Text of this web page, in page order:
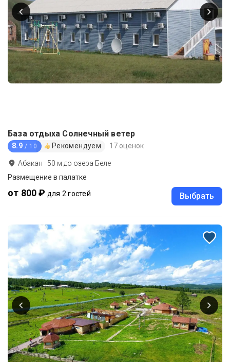
База отдыха Солнечный ветер
8.9 / 10 Рекомендуем 17 оценок
Абакан · 50 м до озера Беле
Размещение в палатке
от 800 ₽ для 2 гостей Выбрать